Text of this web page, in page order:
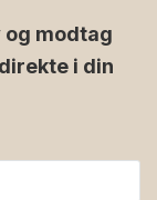
modtag
i din